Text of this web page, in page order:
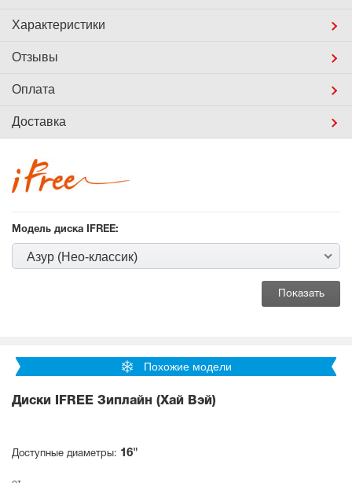
Характеристики
Отзывы
Оплата
Доставка
Модель диска IFREE:
Азур (Нео-классик)
Похожие модели
Диски IFREE Зиплайн (Хай Вэй)
Доступные диаметры: 16"